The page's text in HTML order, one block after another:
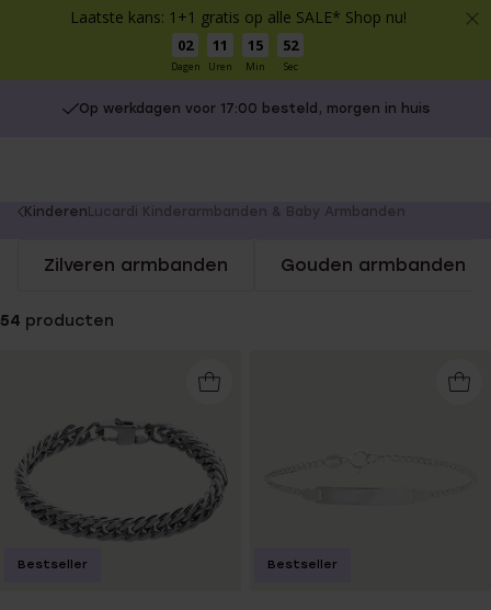
Laatste kans: 1+1 gratis op alle SALE* Shop nu!
02
Dagen
11
Uren
15
Min
51
Sec
Op werkdagen voor 17:00 besteld, morgen in huis
You
here:
Kinderen Lucardi Kinderarmbanden & Baby Armbanden
Zilveren armbanden Gouden armbanden
54 producten
Bestseller Bestseller